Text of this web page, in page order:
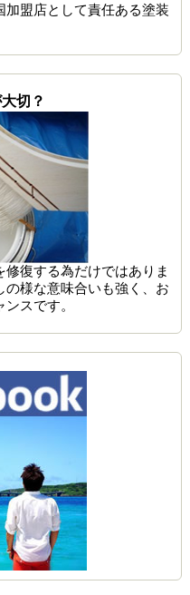
加盟店として責任ある塗装
切？
復する為だけではありま
様な意味合いも強く、お
スです。